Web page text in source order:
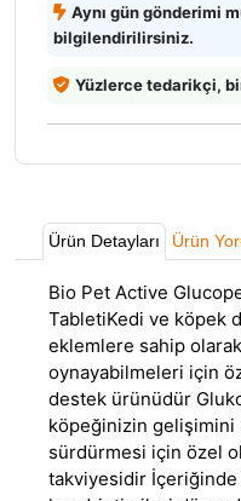
Aynı gün gönderimi
bilgilendirilirsiniz.
Yüzlerce tedarikçi,
Ürün Detayları Ürün
Bio Pet Active
TabletiKedi ve köpek
eklemlere sahip
oynayabilmeleri için
destek ürünüdür
köpeğinizin gelişimini
sürdürmesi için özel
takviyesidir